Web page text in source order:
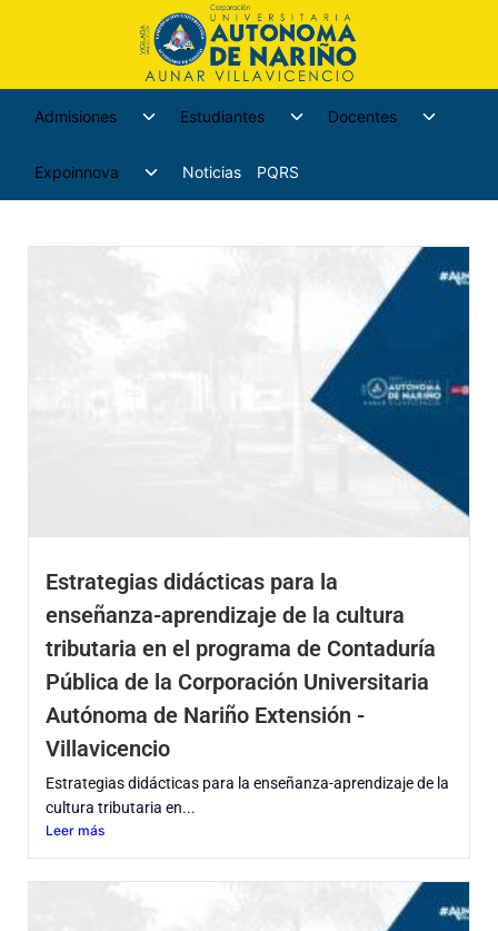
Admisiones Estudiantes Docentes
Expoinnova Noticias PQRS
Estrategias didácticas para la
enseñanza-aprendizaje de la cultura
tributaria en el programa de Contaduría
Pública de la Corporación Universitaria
Autónoma de Nariño Extensión -
Villavicencio
Estrategias didácticas para la enseñanza-aprendizaje de la
cultura tributaria en...
Leer más